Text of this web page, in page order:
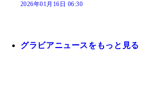
2026年01月16日 06:30
グラビアニュースをもっと見る